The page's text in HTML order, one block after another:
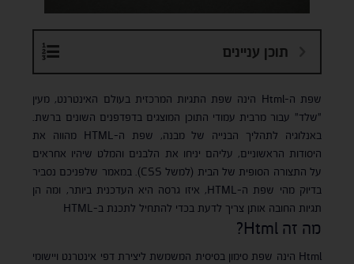
תוכן עניינים
שפת ה-Html הינה שפת התגיות המרכזית בעולם האינטרנט, מעין
"שלד" עבור מרבית עמודי התוכן המוצגים בדפדפנים השונים ברשת.
באנלוגיה לתהליך הבנייה של מבנה, שפת ה-HTML מהווה את
היסודות הראשוניים, עליהם יניחו את הלבנים והמלט שיהיו אחראים
על התצורה הסופית של הבית (למשל CSS). במאמר שלפניכם נסביר
בדיוק מהי שפת ה-HTML, איזו גרסה היא העדכנית ביותר, ומה הן
תגיות החובה אותן צריך לדעת בכדי להתחיל לתכנת ב-HTML
מה זה Html?
Html הינה שפת סימון בסיסית המשמשת ליצירת דפי אינטרנט ויישומי